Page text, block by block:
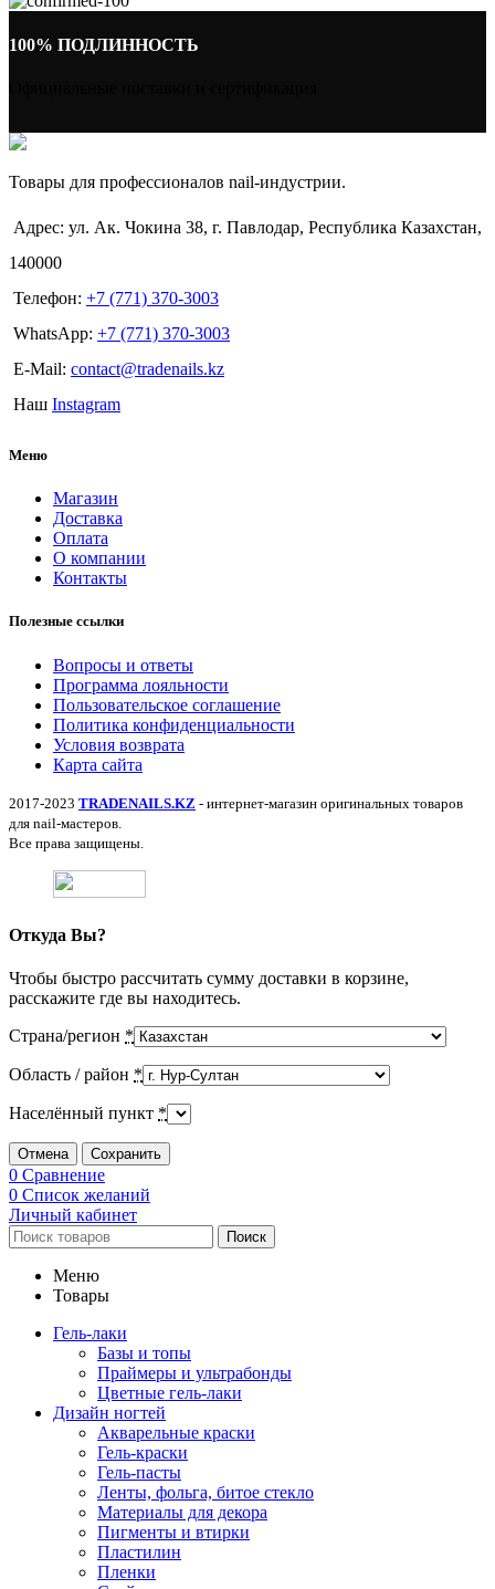
100% ПОДЛИННОСТЬ
Товары для профессионалов nail-индустрии.
Адрес: ул. Ак. Чокина 38, г. Павлодар, Республика Казахстан,
140000
Телефон: +7 (771) 370-3003
WhatsApp: +7 (771) 370-3003
E-Mail: contact@tradenails.kz
Наш Instagram
Меню
Магазин
Доставка
Оплата
О компании
Контакты
Полезные ссылки
Вопросы и ответы
Программа лояльности
Пользовательское соглашение
Политика конфиденциальности
Условия возврата
Карта сайта
2017-2023 TRADENAILS.KZ - интернет-магазин оригинальных товаров
для nail-мастеров.
Все права защищены.
Откуда Вы?
Чтобы быстро рассчитать сумму доставки в корзине,
расскажите где вы находитесь.
Страна/регион *
Область / район *
Населённый пункт *
Отмена Сохранить
0 Сравнение
0 Список желаний
Личный кабинет
Поиск
Меню
Товары
Гель-лаки
Базы и топы
Праймеры и ультрабонды
Цветные гель-лаки
Дизайн ногтей
Акварельные краски
Гель-краски
Гель-пасты
Ленты, фольга, битое стекло
Материалы для декора
Пигменты и втирки
Пластилин
Пленки